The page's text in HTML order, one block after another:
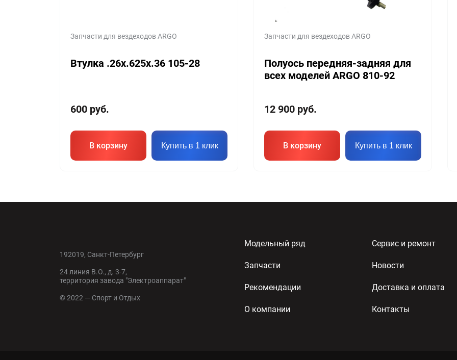
Запчасти для вездеходов ARGO
Втулка .26x.625x.36 105-28
600 руб.
В корзину Купить в 1 клик
Запчасти для вездеходов ARGO
Полуось передняя-задняя для
всех моделей ARGO 810-92
12 900 руб.
В корзину Купить в 1 клик
Модельный ряд Сервис и ремонт
Запчасти Новости
Рекомендации Доставка и оплата
О компании Контакты
192019, Санкт-Петербург
24 линия В.О., д. 3-7,
территория завода "Электроаппарат"
© 2022 — Спорт и Отдых